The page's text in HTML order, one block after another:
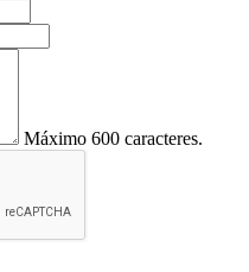
Máximo 600 caracteres.